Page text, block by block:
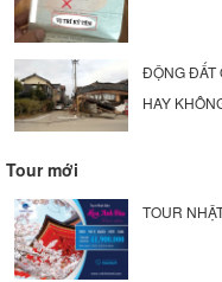
ĐỘNG ĐẤT
HAY
Tour mới
TOUR